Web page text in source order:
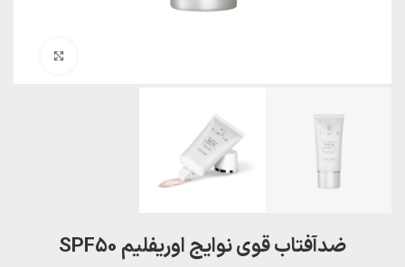
ضدآفتاب قوی نوایج اوریفلیم SPF50